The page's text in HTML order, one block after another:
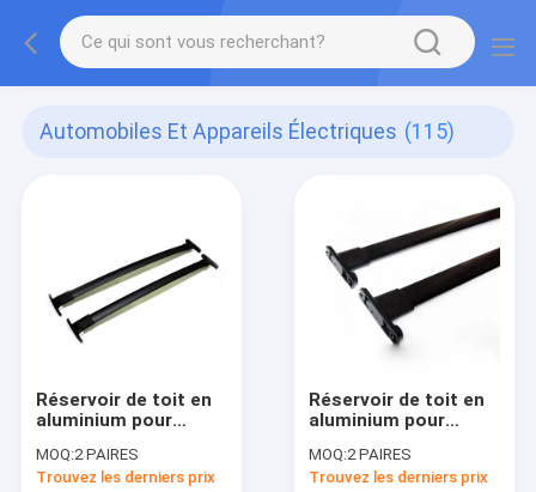
Automobiles Et Appareils Électriques (115)
Réservoir de toit en
aluminium pour
automobiles
MOQ:2 PAIRES
Trouvez les derniers prix
Réservoir de toit en
aluminium pour
automobiles
MOQ:2 PAIRES
Trouvez les derniers prix